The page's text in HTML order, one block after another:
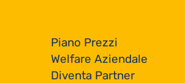
Piano Prezzi
Welfare Aziendale
Diventa Partner